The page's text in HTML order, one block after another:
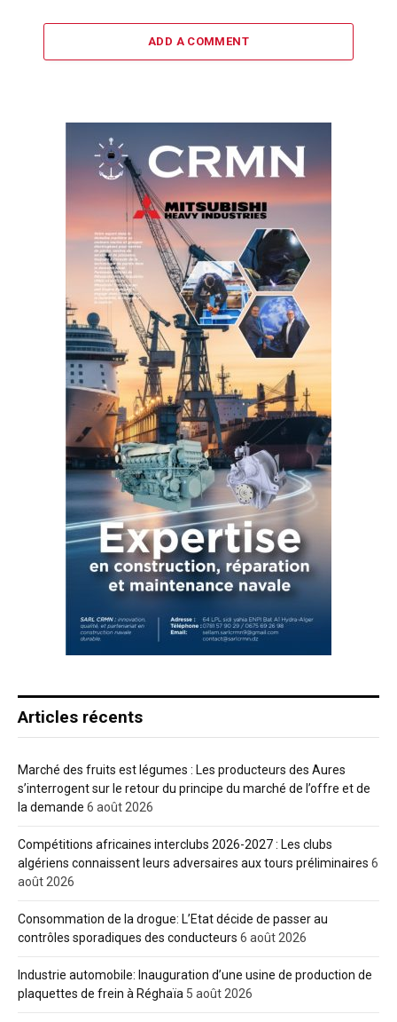
ADD A COMMENT
Articles récents
Marché des fruits est légumes : Les producteurs des Aures
s’interrogent sur le retour du principe du marché de l’offre et de
la demande 6 août 2026
Compétitions africaines interclubs 2026-2027 : Les clubs
algériens connaissent leurs adversaires aux tours préliminaires 6
août 2026
Consommation de la drogue: L’Etat décide de passer au
contrôles sporadiques des conducteurs 6 août 2026
Industrie automobile: Inauguration d’une usine de production de
plaquettes de frein à Réghaïa 5 août 2026